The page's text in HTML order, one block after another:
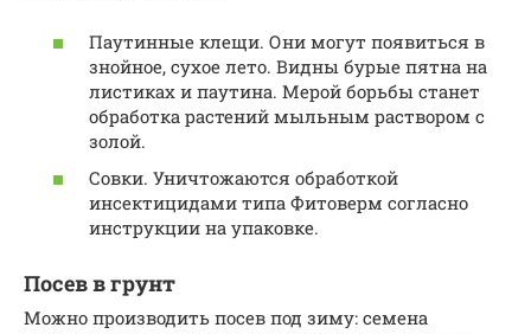
Паутинные клещи. Они могут появиться в
знойное, сухое лето. Видны бурые пятна на
листиках и паутина. Мерой борьбы станет
обработка растений мыльным раствором с
золой.
Совки. Уничтожаются обработкой
инсектицидами типа Фитоверм согласно
инструкции на упаковке.
Посев в грунт
Можно производить посев под зиму: семена